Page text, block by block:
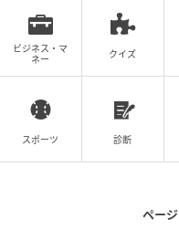
に端へ退こうとしてし
どまり、発言し、存在
違和感を乗り越える力
を送った。
ビジネス・マ
ネー
クイズ
スポーツ 診断
ペー